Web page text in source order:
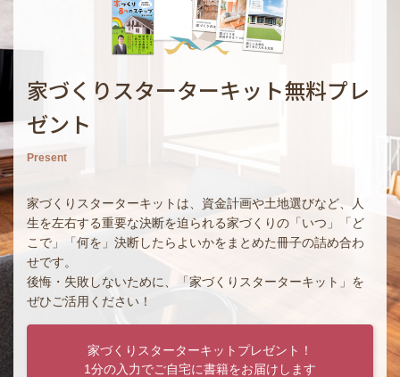
家づくりスターターキット無料プレ
ゼント
Present
家づくりスターターキットは、資金計画や土地選びなど、人
生を左右する重要な決断を迫られる家づくりの「いつ」「ど
こで」「何を」決断したらよいかをまとめた冊子の詰め合わ
せです。
後悔・失敗しないために、「家づくりスターターキット」を
ぜひご活用ください！
家づくりスターターキットプレゼント！
1分の入力でご自宅に書籍をお届けします